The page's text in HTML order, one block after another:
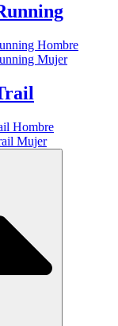
Hombre
Mujer
Hombre
Mujer